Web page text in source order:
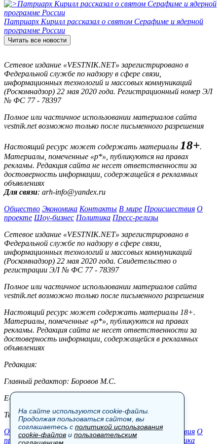
Патриарх Кирилл рассказал о святом Серафиме и ядерной
программе России
Читать все новости
Сетевое издание «VESTNIK.NET» зарегистрировано в
Федеральной службе по надзору в сфере связи,
информационных технологий и массовых коммуникаций
(Роскомнадзор) 22 мая 2020 года. Регистрационный номер ЭЛ
№ ФС 77 - 78397
Полное или частичное использовании материалов сайта
vestnik.net возможно только после письменного разрешения
Настоящий ресурс может содержать материалы 18+.
Материалы, помеченные «р*», публикуются на правах
рекламы. Редакция сайта не несет ответственности за
достоверность информации, содержащейся в рекламных
объявлениях
Для связи: arh-info@yandex.ru
Общество Экономика Контакты В мире Происшествия О
проекте Шоу-бизнес Политика Пресс-релизы
Сетевое издание «VESTNIK.NET» зарегистрировано в
Федеральной службе по надзору в сфере связи,
информационных технологий и массовых коммуникаций
(Роскомнадзор) 22 мая 2020 года. Свидетельство о
регистрации ЭЛ № ФС 77 - 78397
Полное или частичное использовании материалов сайта
vestnik.net возможно только после письменного разрешения
Настоящий ресурс может содержать материалы 18+.
Материалы, помеченные «р*», публикуются на правах
рекламы. Редакция сайта не несет ответственности за
достоверность информации, содержащейся в рекламных
объявлениях
Редакция:
Главный редактор: Боровов М.С.
E-mail: site@vestnik.net, reb.msk@yandex.ru
Тел.: +7 (921) 720-00-97
Общество Экономика Контакты В мире Происшествия О
проекте Шоу-бизнес Политика Пресс-релизы Политика
На сайте используются cookie-файлы.
Продолжая пользоваться сайтом, вы
соглашаетесь с политикой использования
cookie-файлов и пользовательским